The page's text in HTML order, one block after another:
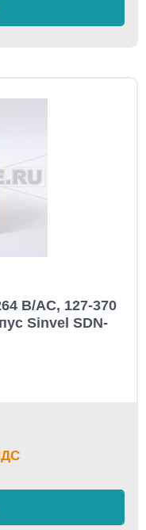
В/AC, 127-370
Sinvel SDN-